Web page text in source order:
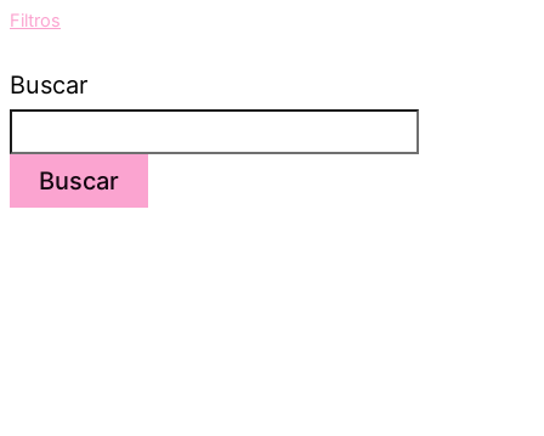
Filtros
Buscar
Buscar